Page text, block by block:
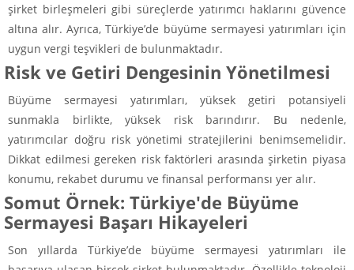
şirket birleşmeleri gibi süreçlerde yatırımcı haklarını güvence
altına alır. Ayrıca, Türkiye’de büyüme sermayesi yatırımları için
uygun vergi teşvikleri de bulunmaktadır.
Risk ve Getiri Dengesinin Yönetilmesi
Büyüme sermayesi yatırımları, yüksek getiri potansiyeli
sunmakla birlikte, yüksek risk barındırır. Bu nedenle,
yatırımcılar doğru risk yönetimi stratejilerini benimsemelidir.
Dikkat edilmesi gereken risk faktörleri arasında şirketin piyasa
konumu, rekabet durumu ve finansal performansı yer alır.
Somut Örnek: Türkiye'de Büyüme
Sermayesi Başarı Hikayeleri
Son yıllarda Türkiye’de büyüme sermayesi yatırımları ile